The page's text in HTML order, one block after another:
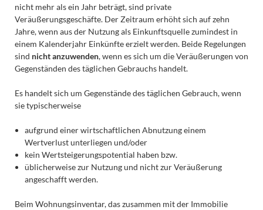
nicht mehr als ein Jahr beträgt, sind private
Veräußerungsgeschäfte. Der Zeitraum erhöht sich auf zehn
Jahre, wenn aus der Nutzung als Einkunftsquelle zumindest in
einem Kalenderjahr Einkünfte erzielt werden. Beide Regelungen
sind nicht anzuwenden, wenn es sich um die Veräußerungen von
Gegenständen des täglichen Gebrauchs handelt.
Es handelt sich um Gegenstände des täglichen Gebrauch, wenn
sie typischerweise
aufgrund einer wirtschaftlichen Abnutzung einem
Wertverlust unterliegen und/oder
kein Wertsteigerungspotential haben bzw.
üblicherweise zur Nutzung und nicht zur Veräußerung
angeschafft werden.
Beim Wohnungsinventar, das zusammen mit der Immobilie